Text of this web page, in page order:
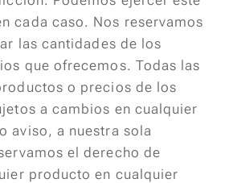
cada caso. Nos reservamos
las cantidades de los
que ofrecemos. Todas las
o precios de los
a cambios en cualquier
aviso, a nuestra sola
el derecho de
producto en cualquier